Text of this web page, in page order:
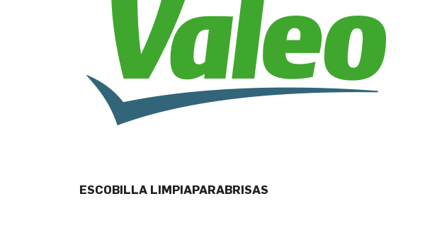
ESCOBILLA LIMPIAPARABRISAS